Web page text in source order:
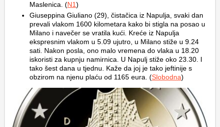
Maslenica. (N1)
Giuseppina Giuliano (29), čistačica iz Napulja, svaki dan
prevali vlakom 1600 kilometara kako bi stigla na posao u
Milano i navečer se vratila kući. Kreće iz Napulja
ekspresnim vlakom u 5.09 ujutro, u Milano stiže u 9.24
sati. Nakon posla, ono malo vremena do vlaka u 18.20
iskoristi za kupnju namirnica. U Napulj stiže oko 23.30. I
tako šest dana u tjednu. Kaže da joj je tako jeftinije s
obzirom na njenu plaću od 1165 eura. (Slobodna)